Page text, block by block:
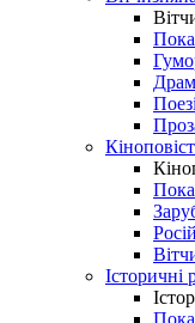
Історичні